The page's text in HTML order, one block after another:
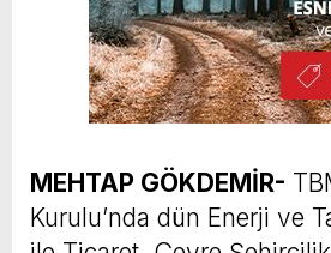
MEHTAP GÖKDEMİR-
Kurulu’nda dün Enerji ve